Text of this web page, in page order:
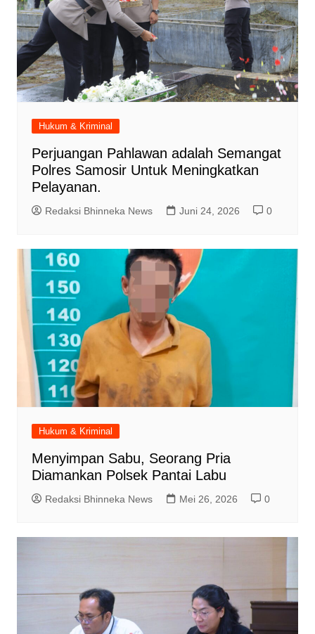
Hukum & Kriminal
Perjuangan Pahlawan adalah Semangat
Polres Samosir Untuk Meningkatkan
Pelayanan.
Redaksi Bhinneka News Juni 24, 2026 0
Hukum & Kriminal
Menyimpan Sabu, Seorang Pria
Diamankan Polsek Pantai Labu
Redaksi Bhinneka News Mei 26, 2026 0